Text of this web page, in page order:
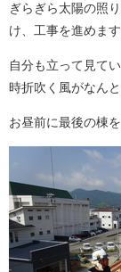
ぎらぎら太陽の照
け、工事を進めます
自分も立って見て
時折吹く風がなん
お昼前に最後の棟